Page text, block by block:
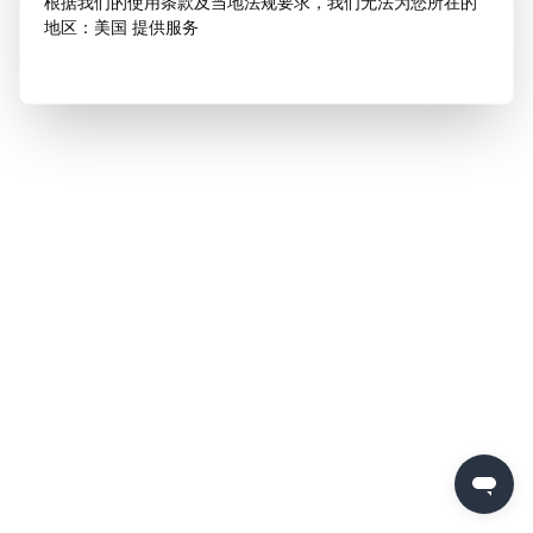
地区：美国 提供服务